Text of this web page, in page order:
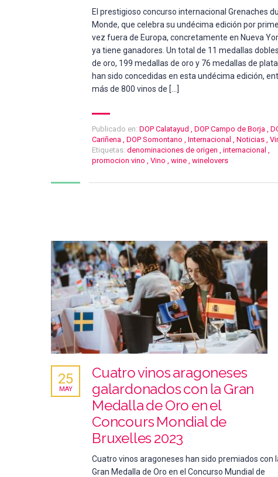
El prestigioso concurso internacional Grenaches du
Monde, que celebra su undécima edición por
vez fuera de Europa, concretamente en Nueva
ya tiene ganadores. Un total de 11 medallas dobles
de oro, 199 medallas de oro y 76 medallas de plata
han sido concedidas en esta undécima edición,
más de 800 vinos de […]
Publicado en: DOP Calatayud DOP Campo de Borja
Cariñena
DOP Somontano Internacional Noticias
Etiquetas: denominaciones de origen internacional
promocion vino
Vino wine winelovers
Cuatro vinos aragoneses
galardonados con la Gran
Medalla de Oro en el
Concours Mondial de
Bruxelles 2023
25
MAY
Cuatro vinos aragoneses han sido premiados con
Gran Medalla de Oro en el Concurso Mundial de